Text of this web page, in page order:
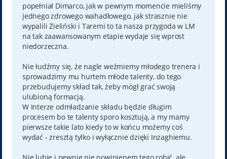
popełniał Dimarco, jak w pewnym momencie mieliśmy
jednego zdrowego wahadłowego, jak strasznie nie
wypalili Zieliński i Taremi to ta nasza przygoda w LM
na tak zaawansowanym etapie wydaje się wprost
niedorzeczna.
Nie łudźmy się, że nagle weźmiemy młodego trenera i
sprowadzimy mu hurtem młode talenty, do tego
przebudujemy skład tak, żeby mógł grać swoją
ulubioną formacją.
W Interze odmładzanie składu będzie długim
procesem bo te talenty sporo kosztują, a my mamy
pierwsze takie lato kiedy to w końcu możemy coś
wydać - zresztą tylko i wyłącznie dzięki Inzaghiemu.